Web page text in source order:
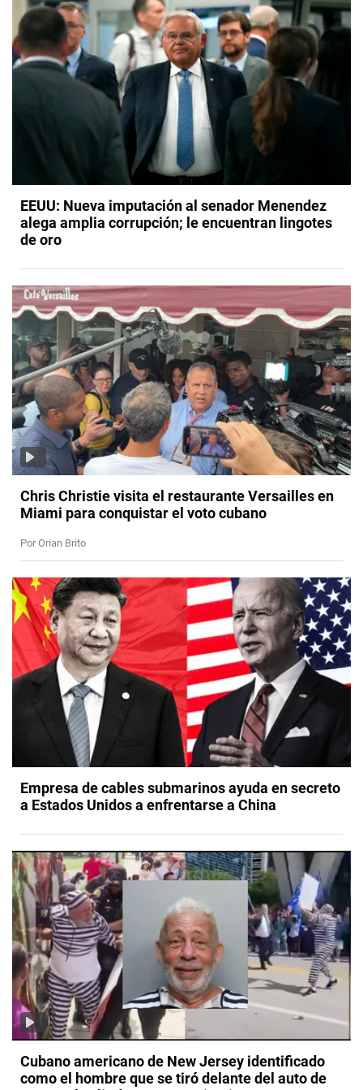
EEUU: Nueva imputación al senador Menendez
alega amplia corrupción; le encuentran lingotes
de oro
Chris Christie visita el restaurante Versailles en
Miami para conquistar el voto cubano
Por Orian Brito
Empresa de cables submarinos ayuda en secreto
a Estados Unidos a enfrentarse a China
Cubano americano de New Jersey identificado
como el hombre que se tiró delante del auto de